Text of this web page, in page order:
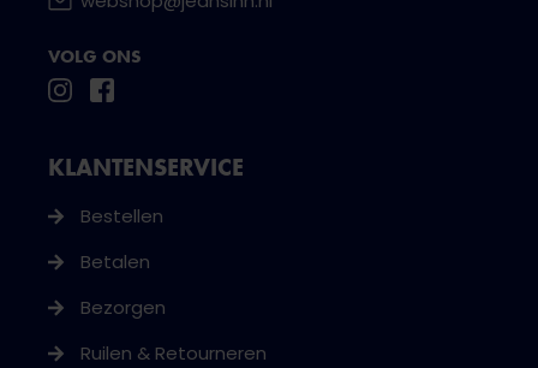
VOLG ONS
KLANTENSERVICE
Bestellen
Betalen
Bezorgen
Ruilen & Retourneren